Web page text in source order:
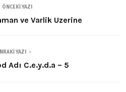
ÖNCEKI YAZI
ve Varlik Uzerine
YAZI
Adı C.e.y.d.a – 5